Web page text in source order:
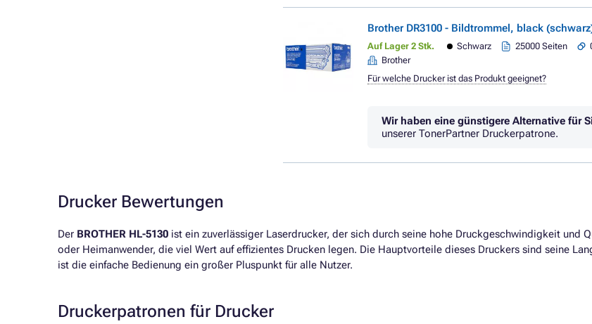
Brother DR3100 - Bildtrommel, black
Auf Lager 2 Stk. Schwarz 25000 Seiten
Brother
Für welche Drucker ist das Produkt geeignet?
Wir haben eine günstigere Alternative für
unserer TonerPartner Druckerpatrone.
Drucker Bewertungen
Der BROTHER HL-5130 ist ein zuverlässiger Laserdrucker, der sich durch seine hohe Druckgeschwindigkeit und
oder Heimanwender, die viel Wert auf effizientes Drucken legen. Die Hauptvorteile dieses Druckers sind seine
ist die einfache Bedienung ein großer Pluspunkt für alle Nutzer.
Druckerpatronen für Drucker